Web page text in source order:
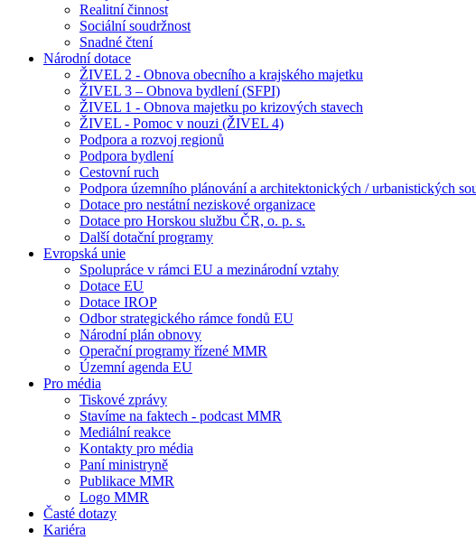
Realitní činnost
Sociální soudržnost
Snadné čtení
Národní dotace
ŽIVEL 2 - Obnova obecního a krajského majetku
ŽIVEL 3 – Obnova bydlení (SFPI)
ŽIVEL 1 - Obnova majetku po krizových stavech
ŽIVEL - Pomoc v nouzi (ŽIVEL 4)
Podpora a rozvoj regionů
Podpora bydlení
Cestovní ruch
Podpora územního plánování a architektonických / urbanistických
Dotace pro nestátní neziskové organizace
Dotace pro Horskou službu ČR, o. p. s.
Další dotační programy
Evropská unie
Spolupráce v rámci EU a mezinárodní vztahy
Dotace EU
Dotace IROP
Odbor strategického rámce fondů EU
Národní plán obnovy
Operační programy řízené MMR
Územní agenda EU
Pro média
Tiskové zprávy
Stavíme na faktech - podcast MMR
Mediální reakce
Kontakty pro média
Paní ministryně
Publikace MMR
Logo MMR
Časté dotazy
Kariéra